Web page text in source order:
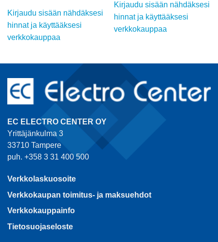
Kirjaudu sisään nähdäksesi
hinnat ja käyttääksesi
verkkokauppaa
Kirjaudu sisään nähdäksesi
hinnat ja käyttääksesi
verkkokauppaa
EC ELECTRO CENTER OY
Yrittäjänkulma 3
33710 Tampere
puh. +358 3 31 400 500
Verkkolaskuosoite
Verkkokaupan toimitus- ja maksuehdot
Verkkokauppainfo
Tietosuojaseloste